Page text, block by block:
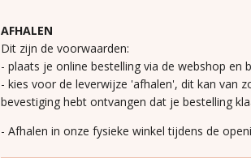
AFHALEN
Dit zijn de voorwaarden:
- plaats je online bestelling via de webshop en
- kies voor de leverwijze 'afhalen', dit kan van
bevestiging hebt ontvangen dat je bestelling
- Afhalen in onze fysieke winkel tijdens de